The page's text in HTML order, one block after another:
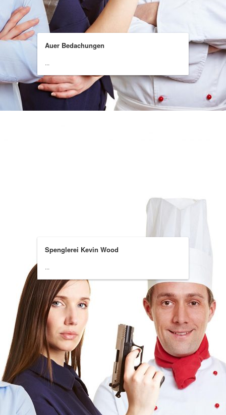
Auer Bedachungen
...
Spenglerei Kevin Wood
...